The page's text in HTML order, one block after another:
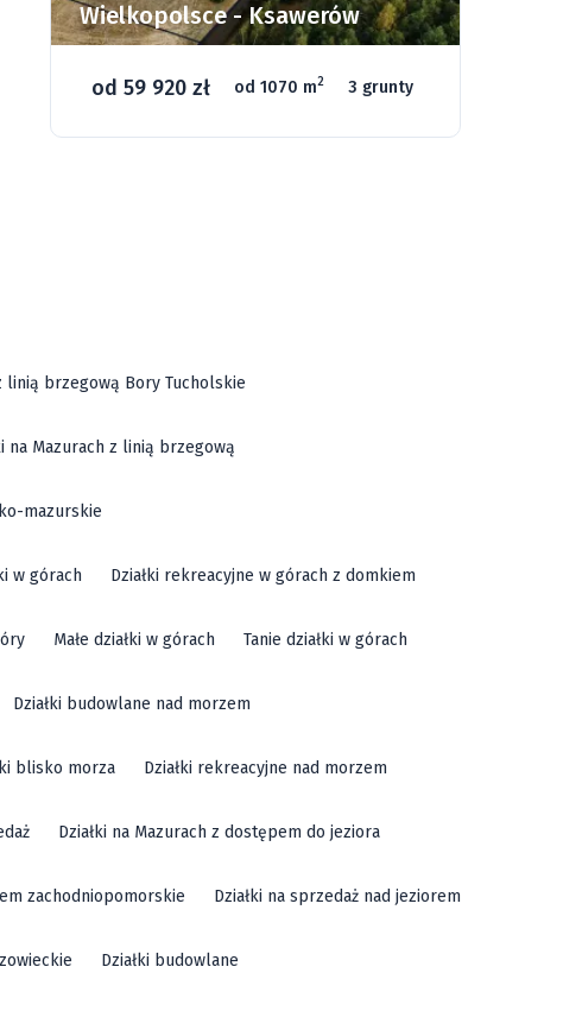
Wielkopolsce - Ksawerów
od 59 920 zł od 1070 m2 3 grunty
linią brzegową Bory Tucholskie
na Mazurach z linią brzegową
mazurskie
w górach Działki rekreacyjne w górach z domkiem
Małe działki w górach Tanie działki w górach
Działki budowlane nad morzem
blisko morza Działki rekreacyjne nad morzem
Działki na Mazurach z dostępem do jeziora
zachodniopomorskie Działki na sprzedaż nad jeziorem
Działki budowlane